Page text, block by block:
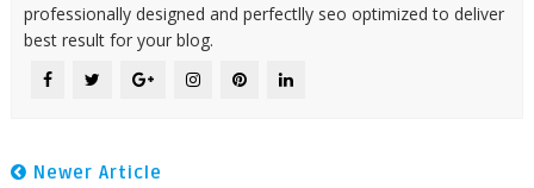
professionally designed and perfectlly seo optimized to deliver
best result for your blog.
Newer Article